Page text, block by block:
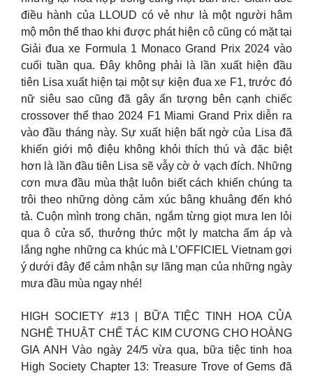
điều hành của LLOUD có vẻ như là một người hâm
mộ môn thể thao khi được phát hiện cô cũng có mặt tại
Giải đua xe Formula 1 Monaco Grand Prix 2024 vào
cuối tuần qua. Đây không phải là lần xuất hiện đầu
tiên Lisa xuất hiện tại một sự kiện đua xe F1, trước đó
nữ siêu sao cũng đã gây ấn tượng bên cạnh chiếc
crossover thể thao 2024 F1 Miami Grand Prix diễn ra
vào đầu tháng này. Sự xuất hiện bất ngờ của Lisa đã
khiến giới mộ điệu không khỏi thích thú và đặc biệt
hơn là lần đầu tiên Lisa sẽ vẫy cờ ở vạch đích. Những
cơn mưa đầu mùa thật luôn biết cách khiến chúng ta
trôi theo những dòng cảm xúc bâng khuâng đến khó
tả. Cuộn mình trong chăn, ngắm từng giọt mưa len lỏi
qua ô cửa sổ, thưởng thức một ly matcha ấm áp và
lắng nghe những ca khúc mà L’OFFICIEL Vietnam gợi
ý dưới đây để cảm nhận sự lãng mạn của những ngày
mưa đầu mùa ngay nhé!
HIGH SOCIETY #13 | BỮA TIỆC TINH HOA CỦA
NGHỆ THUẬT CHẾ TÁC KIM CƯƠNG CHO HOÀNG
GIA ANH Vào ngày 24/5 vừa qua, bữa tiệc tinh hoa
High Society Chapter 13: Treasure Trove of Gems đã